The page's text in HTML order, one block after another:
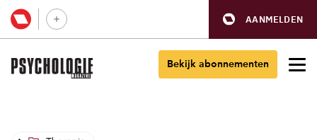
AANMELDEN
Bekijk abonnementen